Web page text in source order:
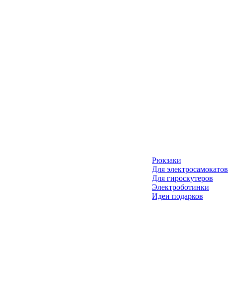
Рюкзаки
Для электросамокатов
Для гироскутеров
Электроботинки
Идеи подарков